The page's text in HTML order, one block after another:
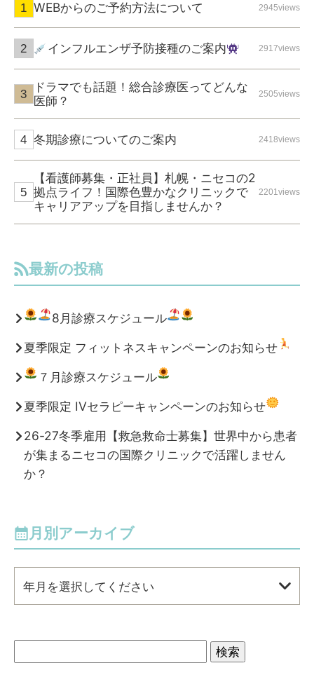
WEBからのご予約方法について 2945views
インフルエンザ予防接種のご案内 2917views
ドラマでも話題！総合診療医ってどんな
医師？
2505views
冬期診療についてのご案内 2418views
【看護師募集・正社員】札幌・ニセコの2
拠点ライフ！国際色豊かなクリニックで
キャリアアップを目指しませんか？
2201views
最新の投稿
8月診療スケジュール
夏季限定 フィットネスキャンペーンのお知らせ
７月診療スケジュール
夏季限定 IVセラピーキャンペーンのお知らせ
26-27冬季雇用【救急救命士募集】世界中から患者
が集まるニセコの国際クリニックで活躍しません
か？
月別アーカイブ
年月を選択してください
索